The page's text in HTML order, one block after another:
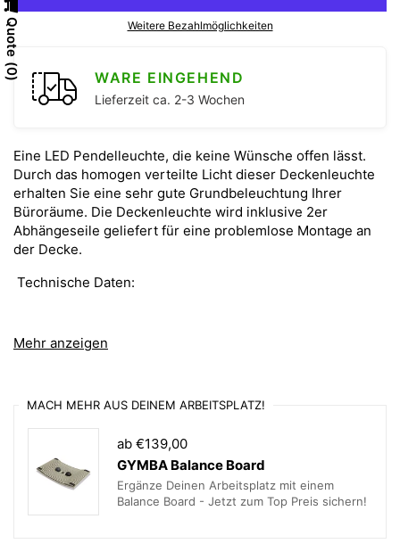
Weitere Bezahlmöglichkeiten
WARE EINGEHEND
Lieferzeit ca. 2-3 Wochen
Mehr anzeigen
Eine LED Pendelleuchte, die keine Wünsche offen lässt.
Durch das homogen verteilte Licht dieser Deckenleuchte
erhalten Sie eine sehr gute Grundbeleuchtung Ihrer
Büroräume. Die Deckenleuchte wird inklusive 2er
Abhängeseile geliefert für eine problemlose Montage an
der Decke.
Technische Daten:
Material Aluminium
Länge 1200 mm
Breite 260 mm
Höhe 30 mm
Deckenabhängung 1,45 m
MACH MEHR AUS DEINEM ARBEITSPLATZ!
ab €139,00
GYMBA Balance Board
Ergänze Deinen Arbeitsplatz mit einem
Balance Board - Jetzt zum Top Preis sichern!
Quote
0